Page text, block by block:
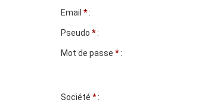
Email *:
Pseudo *:
Mot de passe *:
Société *: